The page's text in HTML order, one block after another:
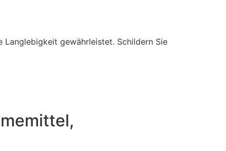
gewährleistet. Schildern Sie